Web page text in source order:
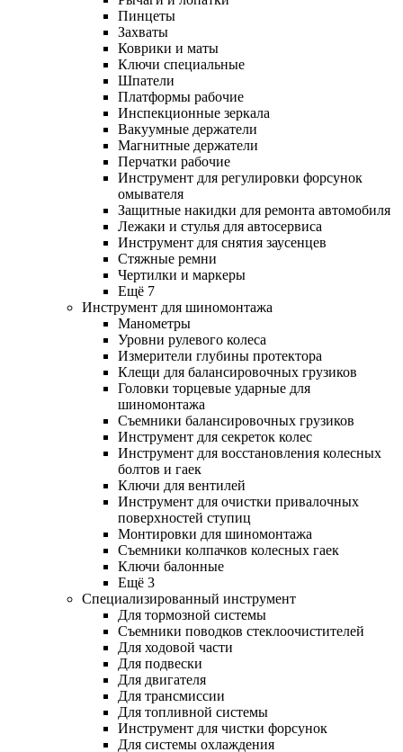
Пинцеты
Захваты
Коврики и маты
Ключи специальные
Шпатели
Платформы рабочие
Инспекционные зеркала
Вакуумные держатели
Магнитные держатели
Перчатки рабочие
Инструмент для регулировки форсунок
омывателя
Защитные накидки для ремонта автомобиля
Лежаки и стулья для автосервиса
Инструмент для снятия заусенцев
Стяжные ремни
Чертилки и маркеры
Ещё 7
Инструмент для шиномонтажа
Манометры
Уровни рулевого колеса
Измерители глубины протектора
Клещи для балансировочных грузиков
Головки торцевые ударные для
шиномонтажа
Съемники балансировочных грузиков
Инструмент для секреток колес
Инструмент для восстановления колесных
болтов и гаек
Ключи для вентилей
Инструмент для очистки привалочных
поверхностей ступиц
Монтировки для шиномонтажа
Съемники колпачков колесных гаек
Ключи балонные
Ещё 3
Специализированный инструмент
Для тормозной системы
Съемники поводков стеклоочистителей
Для ходовой части
Для подвески
Для двигателя
Для трансмиссии
Для топливной системы
Инструмент для чистки форсунок
Для системы охлаждения